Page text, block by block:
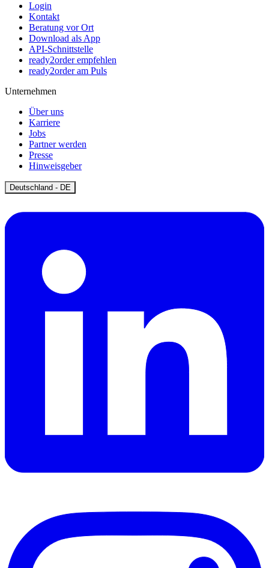
Login
Kontakt
Beratung vor Ort
Download als App
API-Schnittstelle
ready2order empfehlen
ready2order am Puls
Unternehmen
Über uns
Karriere
Jobs
Partner werden
Presse
Hinweisgeber
Deutschland - DE